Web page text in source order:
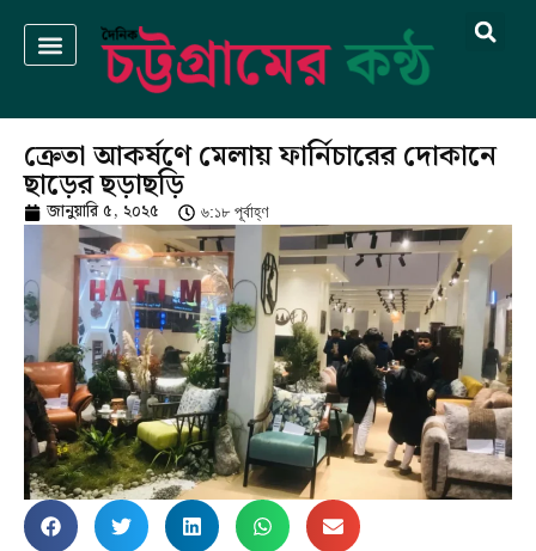
ক্রেতা আকর্ষণে মেলায় ফার্নিচারের দোকানে
ছাড়ের ছড়াছড়ি
জানুয়ারি ৫, ২০২৫ ৬:১৮ পূর্বাহ্ণ